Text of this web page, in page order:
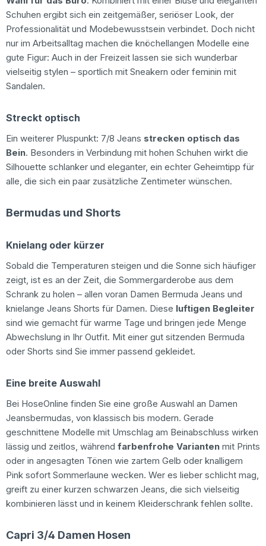
Schuhen ergibt sich ein zeitgemäßer, seriöser Look, der
Professionalität und Modebewusstsein verbindet. Doch nicht
nur im Arbeitsalltag machen die knöchellangen Modelle eine
gute Figur: Auch in der Freizeit lassen sie sich wunderbar
vielseitig stylen – sportlich mit Sneakern oder feminin mit
Sandalen.
Streckt optisch
Ein weiterer Pluspunkt: 7/8 Jeans strecken optisch das
Bein. Besonders in Verbindung mit hohen Schuhen wirkt die
Silhouette schlanker und eleganter, ein echter Geheimtipp für
alle, die sich ein paar zusätzliche Zentimeter wünschen.
Bermudas und Shorts
Knielang oder kürzer
Sobald die Temperaturen steigen und die Sonne sich häufiger
zeigt, ist es an der Zeit, die Sommergarderobe aus dem
Schrank zu holen – allen voran Damen Bermuda Jeans und
knielange Jeans Shorts für Damen. Diese luftigen Begleiter
sind wie gemacht für warme Tage und bringen jede Menge
Abwechslung in Ihr Outfit. Mit einer gut sitzenden Bermuda
oder Shorts sind Sie immer passend gekleidet.
Eine breite Auswahl
Bei HoseOnline finden Sie eine große Auswahl an Damen
Jeansbermudas, von klassisch bis modern. Gerade
geschnittene Modelle mit Umschlag am Beinabschluss wirken
lässig und zeitlos, während farbenfrohe Varianten mit Prints
oder in angesagten Tönen wie zartem Gelb oder knalligem
Pink sofort Sommerlaune wecken. Wer es lieber schlicht mag,
greift zu einer kurzen schwarzen Jeans, die sich vielseitig
kombinieren lässt und in keinem Kleiderschrank fehlen sollte.
Capri 3/4 Damen Hosen